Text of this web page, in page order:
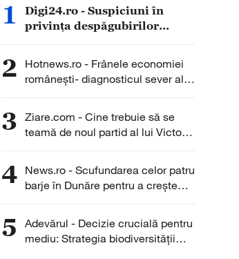
1
Digi24.ro - Suspiciuni în
privința despăgubirilor
producție mare recoltată
2
Hotnews.ro - Frânele economiei
românești- diagnosticul sever al
Băncii Mondiale
3 Ziare.com - Cine trebuie să se
teamă de noul partid al lui Victor
Ponta. Rolul esențial jucat de
”Nicușor Dan îi este dator”
4 News.ro - Scufundarea celor patru
barje în Dunăre pentru a creşte
debitul apei spre Centrala de la
5
Adevărul - Decizie crucială pentru
mediu: Strategia biodiversității